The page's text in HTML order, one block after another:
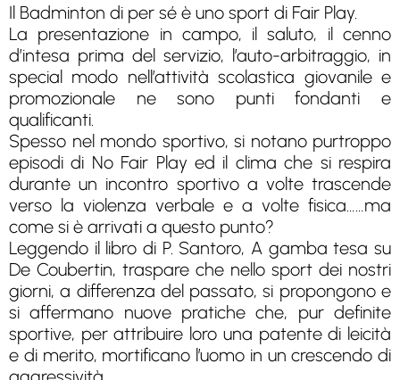
Il Badminton di per sé è uno sport di Fair Play.
La presentazione in campo, il saluto, il cenno
d’intesa prima del servizio, l’auto-arbitraggio, in
special modo nell’attività scolastica giovanile e
promozionale ne sono punti fondanti e
qualificanti.
Spesso nel mondo sportivo, si notano purtroppo
episodi di No Fair Play ed il clima che si respira
durante un incontro sportivo a volte trascende
verso la violenza verbale e a volte fisica……ma
come si è arrivati a questo punto?
Leggendo il libro di P. Santoro, A gamba tesa su
De Coubertin, traspare che nello sport dei nostri
giorni, a differenza del passato, si propongono e
si affermano nuove pratiche che, pur definite
sportive, per attribuire loro una patente di leicità
e di merito, mortificano l’uomo in un crescendo di